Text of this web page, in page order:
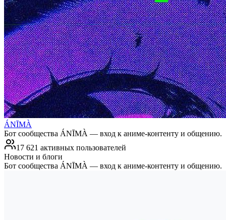
ÁNĪMÀ
Бот сообщества ÁNĪMÀ — вход к аниме-контенту и общению.
17 621 активных пользователей
Новости и блоги
Бот сообщества ÁNĪMÀ — вход к аниме-контенту и общению.